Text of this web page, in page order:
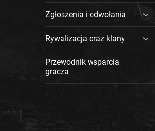
Zgłoszenia i odwołania
Rywalizacja oraz klany
Przewodnik wsparcia
gracza